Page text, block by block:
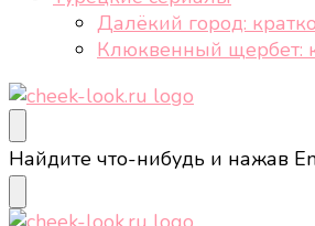
Далёкий город:
Клюквенный щербет:
cheek-look.ru
Женский сайт о звездах и
Ищите
что-
то?
Найдите что-нибудь и нажав